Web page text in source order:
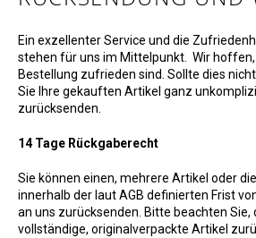
Ein exzellenter Service und die
stehen für uns im Mittelpunkt. Wir
Bestellung zufrieden sind. Sollte dies
Sie Ihre gekauften Artikel ganz
zurücksenden.
14 Tage Rückgaberecht
Sie können einen, mehrere Artikel oder
innerhalb der lautAGB definierten Frist
an uns zurücksenden. Bitte beachten Sie,
vollständige, originalverpackte Artikel